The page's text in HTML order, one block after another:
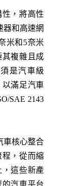
，將高性
器和高速網
米和5奈米
複雜且成
是汽車級
以滿足汽車
SAE 2143
車核心整合
，從而縮
這些新產